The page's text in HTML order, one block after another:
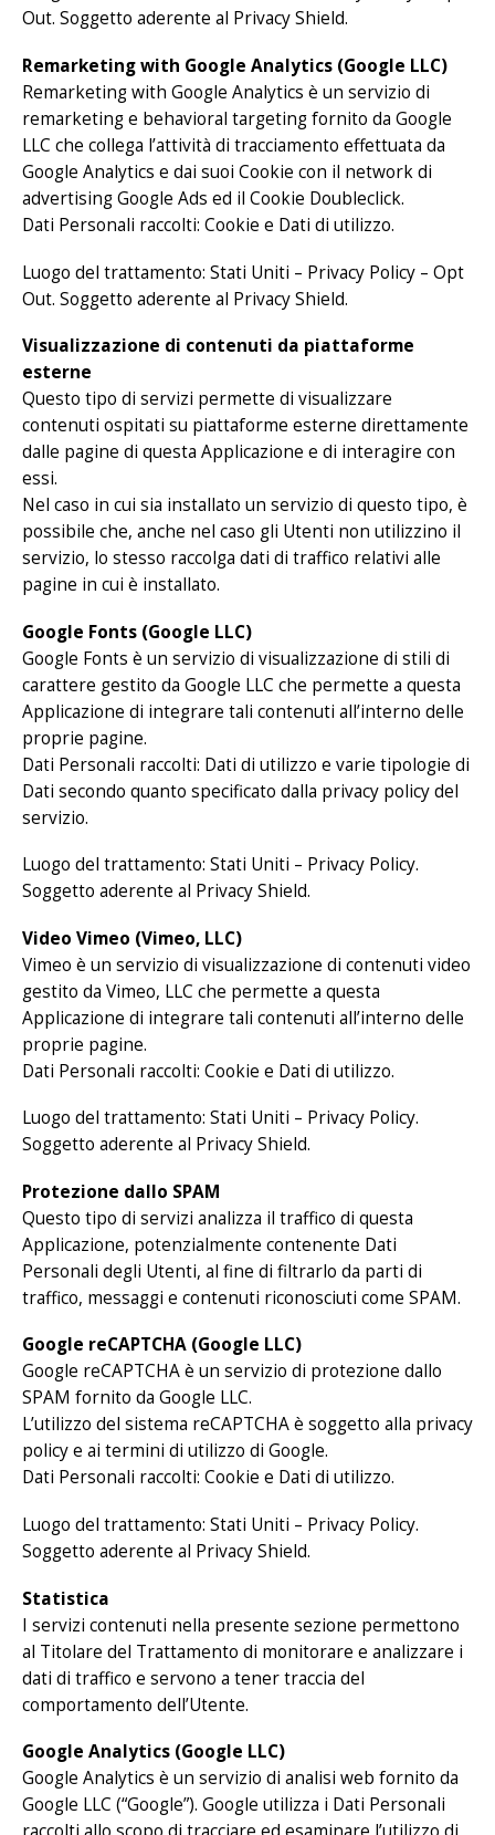
Out. Soggetto aderente al Privacy Shield.
Remarketing with Google Analytics (Google LLC)
Remarketing with Google Analytics è un servizio di
remarketing e behavioral targeting fornito da Google
LLC che collega l’attività di tracciamento effettuata da
Google Analytics e dai suoi Cookie con il network di
advertising Google Ads ed il Cookie Doubleclick.
Dati Personali raccolti: Cookie e Dati di utilizzo.
Luogo del trattamento: Stati Uniti – Privacy Policy – Opt
Out. Soggetto aderente al Privacy Shield.
Visualizzazione di contenuti da piattaforme
esterne
Questo tipo di servizi permette di visualizzare
contenuti ospitati su piattaforme esterne direttamente
dalle pagine di questa Applicazione e di interagire con
essi.
Nel caso in cui sia installato un servizio di questo tipo, è
possibile che, anche nel caso gli Utenti non utilizzino il
servizio, lo stesso raccolga dati di traffico relativi alle
pagine in cui è installato.
Google Fonts (Google LLC)
Google Fonts è un servizio di visualizzazione di stili di
carattere gestito da Google LLC che permette a questa
Applicazione di integrare tali contenuti all’interno delle
proprie pagine.
Dati Personali raccolti: Dati di utilizzo e varie tipologie di
Dati secondo quanto specificato dalla privacy policy del
servizio.
Luogo del trattamento: Stati Uniti – Privacy Policy.
Soggetto aderente al Privacy Shield.
Video Vimeo (Vimeo, LLC)
Vimeo è un servizio di visualizzazione di contenuti video
gestito da Vimeo, LLC che permette a questa
Applicazione di integrare tali contenuti all’interno delle
proprie pagine.
Dati Personali raccolti: Cookie e Dati di utilizzo.
Luogo del trattamento: Stati Uniti – Privacy Policy.
Soggetto aderente al Privacy Shield.
Protezione dallo SPAM
Questo tipo di servizi analizza il traffico di questa
Applicazione, potenzialmente contenente Dati
Personali degli Utenti, al fine di filtrarlo da parti di
traffico, messaggi e contenuti riconosciuti come SPAM.
Google reCAPTCHA (Google LLC)
Google reCAPTCHA è un servizio di protezione dallo
SPAM fornito da Google LLC.
L’utilizzo del sistema reCAPTCHA è soggetto alla privacy
policy e ai termini di utilizzo di Google.
Dati Personali raccolti: Cookie e Dati di utilizzo.
Luogo del trattamento: Stati Uniti – Privacy Policy.
Soggetto aderente al Privacy Shield.
Statistica
I servizi contenuti nella presente sezione permettono
al Titolare del Trattamento di monitorare e analizzare i
dati di traffico e servono a tener traccia del
comportamento dell’Utente.
Google Analytics (Google LLC)
Google Analytics è un servizio di analisi web fornito da
Google LLC (“Google”). Google utilizza i Dati Personali